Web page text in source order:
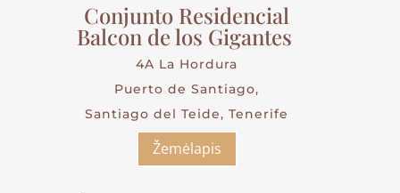
Conjunto Residencial
Balcon de los Gigantes
4A La Hordura
Puerto de Santiago,
Santiago del Teide, Tenerife
Žemėlapis